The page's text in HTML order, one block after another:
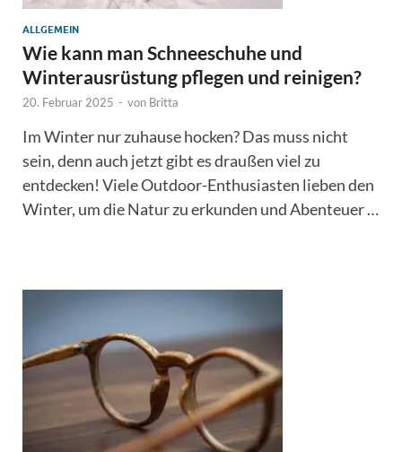
ALLGEMEIN
Wie kann man Schneeschuhe und
Winterausrüstung pflegen und reinigen?
20. Februar 2025 - von Britta
Im Winter nur zuhause hocken? Das muss nicht
sein, denn auch jetzt gibt es draußen viel zu
entdecken! Viele Outdoor-Enthusiasten lieben den
Winter, um die Natur zu erkunden und Abenteuer …